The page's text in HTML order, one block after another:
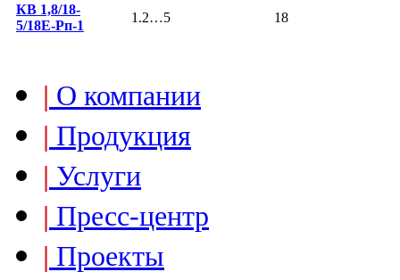
КВ 1,8/18-
5/18Е-Рп-1
1.2…5 18
| О компании
| Продукция
| Услуги
| Пресс-центр
| Проекты